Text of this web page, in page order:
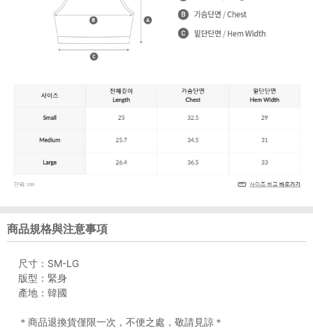
商品規格與注意事項
尺寸：SM-LG
版型：緊身
產地：韓國
＊商品退換貨僅限一次，不便之處，敬請見諒＊